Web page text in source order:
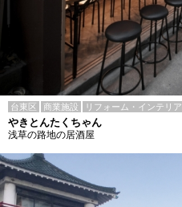
台東区 商業施設 リフォーム・インテリア
やきとんたくちゃん
浅草の路地の居酒屋